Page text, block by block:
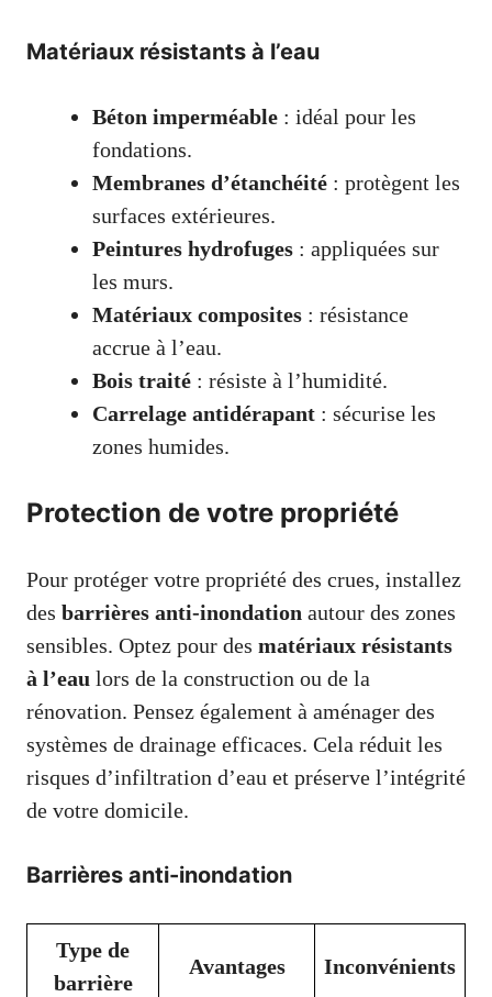
Matériaux résistants à l’eau
Béton imperméable : idéal pour les
fondations.
Membranes d’étanchéité : protègent les
surfaces extérieures.
Peintures hydrofuges : appliquées sur
les murs.
Matériaux composites : résistance
accrue à l’eau.
Bois traité : résiste à l’humidité.
Carrelage antidérapant : sécurise les
zones humides.
Protection de votre propriété
Pour protéger votre propriété des crues, installez
des barrières anti-inondation autour des zones
sensibles. Optez pour des matériaux résistants
à l’eau lors de la construction ou de la
rénovation. Pensez également à aménager des
systèmes de drainage efficaces. Cela réduit les
risques d’infiltration d’eau et préserve l’intégrité
de votre domicile.
Barrières anti-inondation
Type de
barrière
Avantages Inconvénients